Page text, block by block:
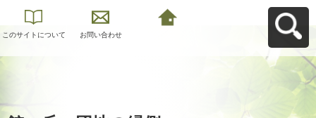
このサイトについて お問い合わせ